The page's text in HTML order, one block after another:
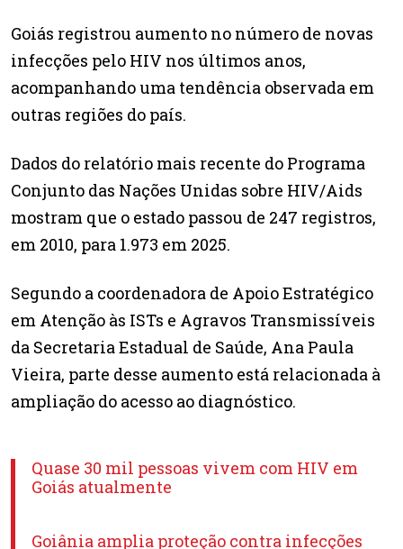
Goiás registrou aumento no número de novas
infecções pelo HIV nos últimos anos,
acompanhando uma tendência observada em
outras regiões do país.
Dados do relatório mais recente do Programa
Conjunto das Nações Unidas sobre HIV/Aids
mostram que o estado passou de 247 registros,
em 2010, para 1.973 em 2025.
Segundo a coordenadora de Apoio Estratégico
em Atenção às ISTs e Agravos Transmissíveis
da Secretaria Estadual de Saúde, Ana Paula
Vieira, parte desse aumento está relacionada à
ampliação do acesso ao diagnóstico.
Quase 30 mil pessoas vivem com HIV em
Goiás atualmente
Goiânia amplia proteção contra infecções